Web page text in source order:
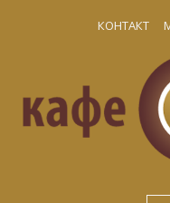
КОНТАКТ